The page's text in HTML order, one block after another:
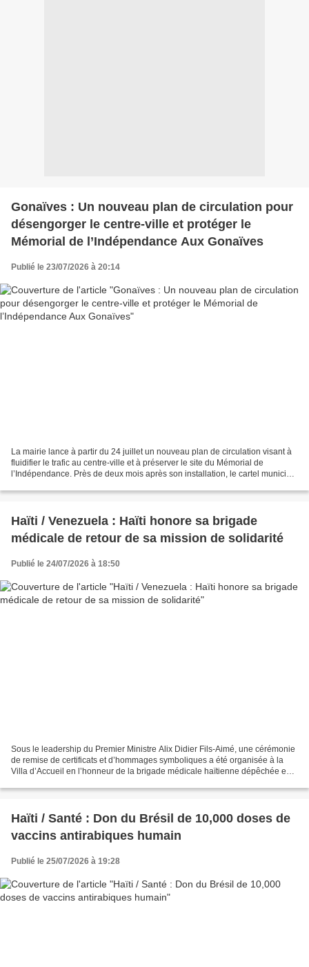
Gonaïves : Un nouveau plan de circulation pour
désengorger le centre-ville et protéger le
Mémorial de l’Indépendance Aux Gonaïves
Publié le 23/07/2026 à 20:14
La mairie lance à partir du 24 juillet un nouveau plan de circulation visant à
fluidifier le trafic au centre-ville et à préserver le site du Mémorial de
l’Indépendance. Près de deux mois après son installation, le cartel municipal
Haïti / Venezuela : Haïti honore sa brigade
médicale de retour de sa mission de solidarité
Publié le 24/07/2026 à 18:50
Sous le leadership du Premier Ministre Alix Didier Fils-Aimé, une cérémonie
de remise de certificats et d’hommages symboliques a été organisée à la
Villa d’Accueil en l’honneur de la brigade médicale haïtienne dépêchée en
Haïti / Santé : Don du Brésil de 10,000 doses de
vaccins antirabiques humain
Publié le 25/07/2026 à 19:28